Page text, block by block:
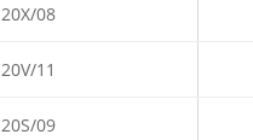
08
11
09